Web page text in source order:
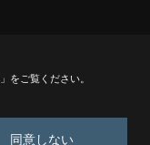
」をご覧ください。
同意しない